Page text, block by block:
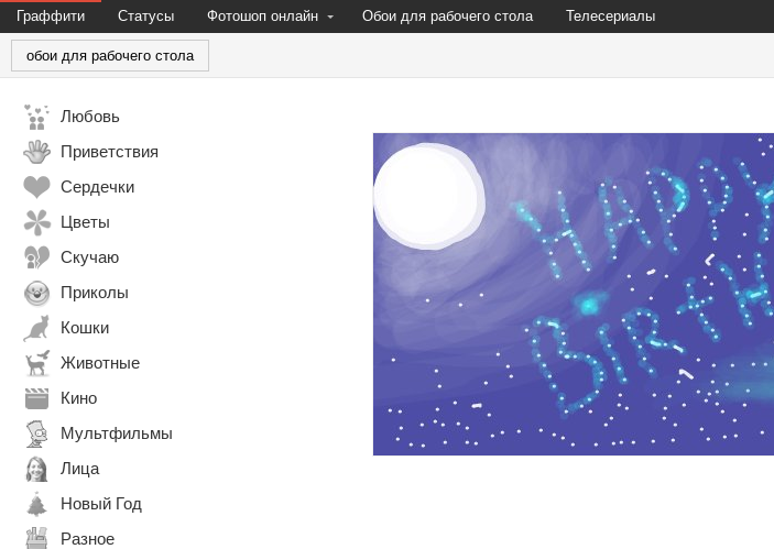
Граффити Статусы Фотошоп онлайн Обои для рабочего стола Телесериалы
обои для рабочего стола
Любовь
Приветствия
Сердечки
Цветы
Скучаю
Приколы
Кошки
Животные
Кино
Мультфильмы
Лица
Новый Год
Разное